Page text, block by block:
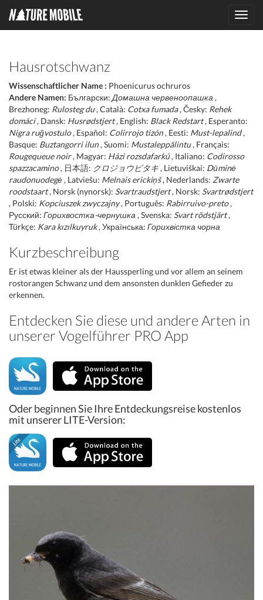
Hausrotschwanz
Wissenschaftlicher Name : Phoenicurus ochruros
Andere Namen: Български: Домашна червеноопашка ,
Brezhoneg: Rulosteg du, Català: Cotxa fumada, Česky: Rehek
domácí, Dansk: Husrødstjert, English: Black Redstart, Esperanto:
Nigra ruĝvostulo, Español: Colirrojo tizón, Eesti: Must-lepalind,
Basque: Buztangorri ilun, Suomi: Mustaleppälintu, Français:
Rougequeue noir, Magyar: Házi rozsdafarkú, Italiano: Codirosso
spazzacamino, 日本語: クロジョウビタキ , Lietuviškai: Dūminė
raudonuodegė , Latviešu: Melnais erickiņš, Nederlands: Zwarte
roodstaart, Norsk (nynorsk): Svartraudstjert, Norsk: Svartrødstjert
, Polski: Kopciuszek zwyczajny, Português: Rabirruivo-preto,
Русский: Горихвостка-чернушка , Svenska: Svart rödstjärt,
Türkçe: Kara kızılkuyruk, Українська: Горихвістка чорна
Kurzbeschreibung
Er ist etwas kleiner als der Haussperling und vor allem an seinem
rostorangen Schwanz und dem ansonsten dunklen Gefieder zu
erkennen.
Entdecken Sie diese und andere Arten in
unserer Vogelführer PRO App
Oder beginnen Sie Ihre Entdeckungsreise kostenlos
mit unserer LITE-Version: